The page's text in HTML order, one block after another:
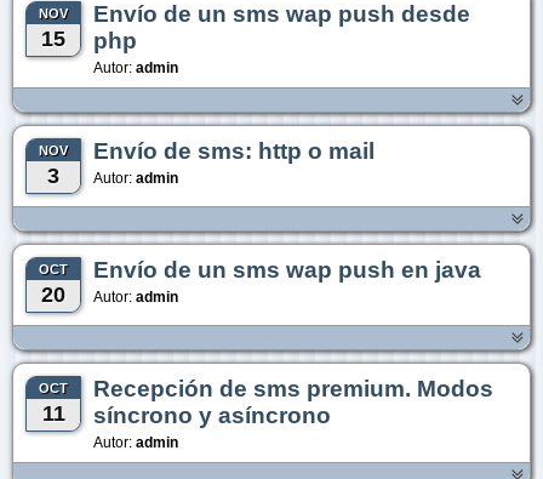
NOV
15
Envío de un sms wap push desde
php
Autor: admin
NOV
3
Envío de sms: http o mail
Autor: admin
OCT
20
Envío de un sms wap push en java
Autor: admin
OCT
11
Recepción de sms premium. Modos
síncrono y asíncrono
Autor: admin